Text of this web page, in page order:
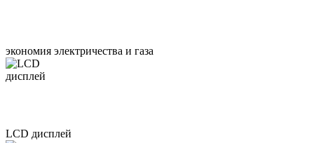
экономия электричества и газа
LCD дисплей